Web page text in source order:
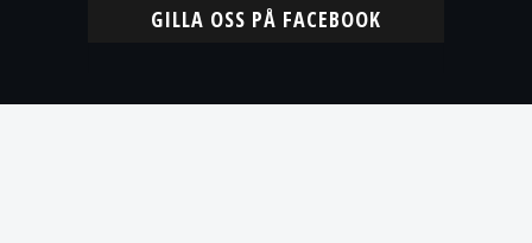
GILLA OSS PÅ FACEBOOK